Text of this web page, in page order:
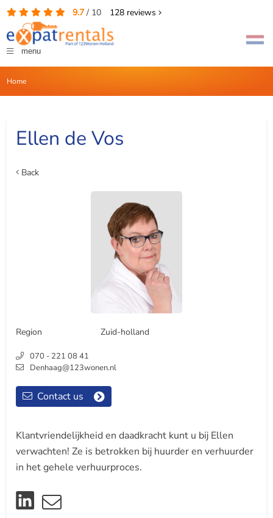
9.7/ 10 128reviews
menu
Home
Ellen de Vos
Back
Region Zuid-holland
070 - 221 08 41
Denhaag@123wonen.nl
Contact us
Klantvriendelijkheid en daadkracht kunt u bij Ellen
verwachten! Ze is betrokken bij huurder en verhuurder
in het gehele verhuurproces.